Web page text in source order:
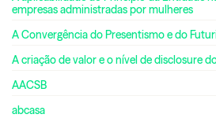
empresas administradas por mulheres
A Convergência do Presentismo e do
A criação de valor e o nível de disclosure
AACSB
abcasa